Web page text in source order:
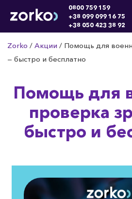
0800 759 159
+38 099 099 16 75
+38 050 423 38 92
Zorko / Акции / Помощь для
— быстро и бесплатно
Помощь для
проверка
быстро и